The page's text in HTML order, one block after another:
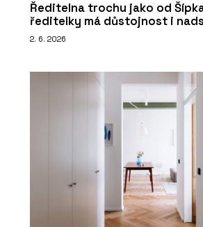
Ředitelna trochu jako od
ředitelky má důstojnost i
2. 6. 2026